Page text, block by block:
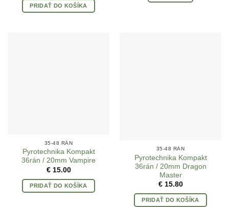
PRIDAŤ DO KOŠÍKA
35-48 RÁN
Pyrotechnika Kompakt
36rán / 20mm Vampire
€15.00
PRIDAŤ DO KOŠÍKA
35-48 RÁN
Pyrotechnika Kompakt
36rán / 20mm Dragon
Master
€15.80
PRIDAŤ DO KOŠÍKA